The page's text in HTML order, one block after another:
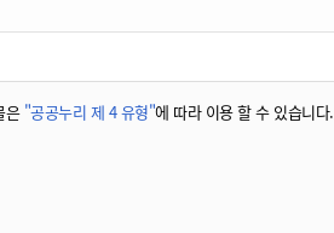
은 "공공누리 제 4 유형"에 따라 이용 할 수 있습니다.